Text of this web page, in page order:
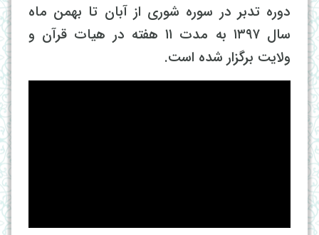
دوره تدبر در سوره شوری از آبان تا بهمن ماه
سال ۱۳۹۷ به مدت ۱۱ هفته در هیات قرآن و
ولایت برگزار شده است.